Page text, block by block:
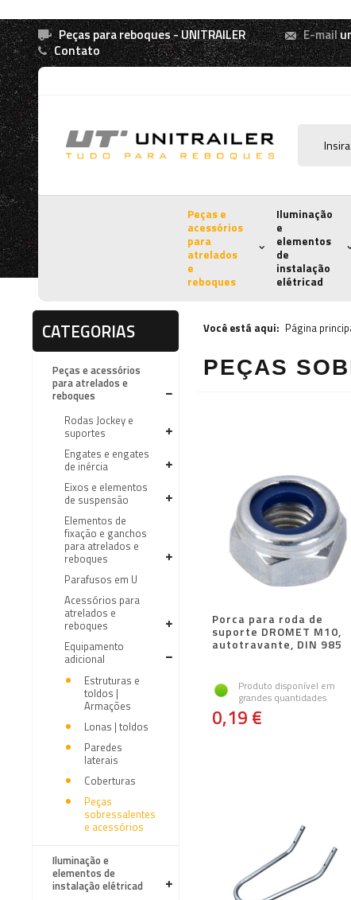
Peças para reboques - UNITRAILER E-mail
Contato
Peças e
acessórios
para
atrelados
e
reboques
Iluminação
e
elementos
de
instalação
elétricad
CATEGORIAS
Peças e acessórios
para atrelados e
reboques
Rodas Jockey e
suportes
Engates e engates
de inércia
Eixos e elementos
de suspensão
Elementos de
fixação e ganchos
para atrelados e
reboques
Parafusos em U
Acessórios para
atrelados e
reboques
Equipamento
adicional
Estruturas e
toldos |
Armações
Lonas | toldos
Paredes
laterais
Coberturas
Peças
sobressalentes
e acessórios
Iluminação e
elementos de
instalação elétricad
Você está aqui: Página
PEÇAS
Porca para roda de
suporte DROMET M10,
autotravante, DIN 985
Produto disponível em
grandes quantidades
0,19 €